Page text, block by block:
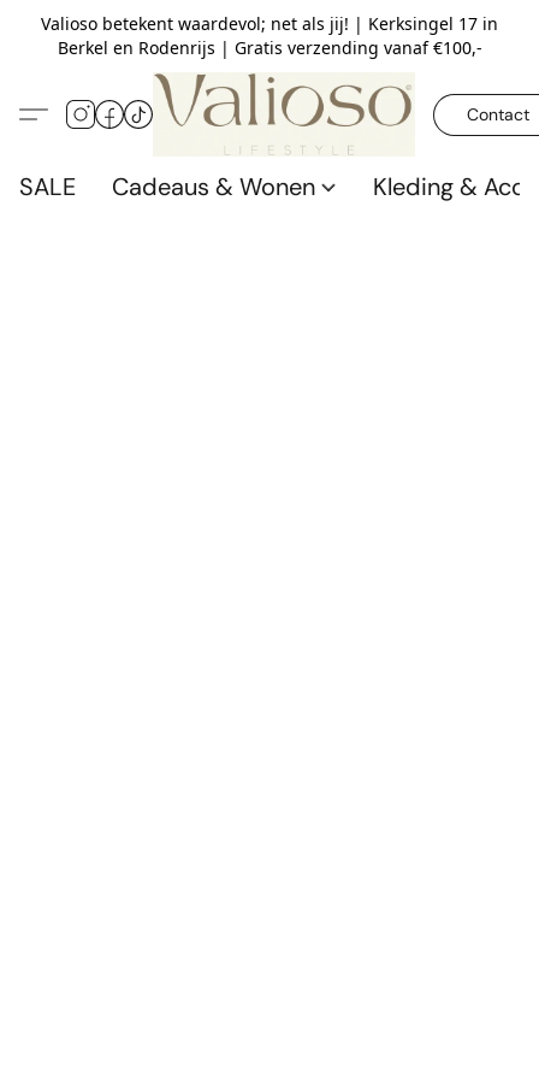
Valioso betekent waardevol; net als jij! | Kerksingel 17 in
Berkel en Rodenrijs | Gratis verzending vanaf €100,-
Contact
SALE Cadeaus & Wonen Kleding &